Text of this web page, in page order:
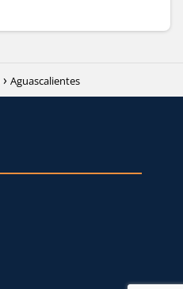
Aguascalientes